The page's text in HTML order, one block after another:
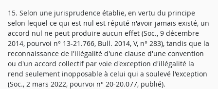
15. Selon une jurisprudence établie, en vertu du principe
selon lequel ce qui est nul est réputé n'avoir jamais existé, un
accord nul ne peut produire aucun effet (Soc., 9 décembre
2014, pourvoi n° 13-21.766, Bull. 2014, V, n° 283), tandis que la
reconnaissance de l'illégalité d'une clause d'une convention
ou d'un accord collectif par voie d'exception d'illégalité la
rend seulement inopposable à celui qui a soulevé l'exception
(Soc., 2 mars 2022, pourvoi n° 20-20.077, publié).